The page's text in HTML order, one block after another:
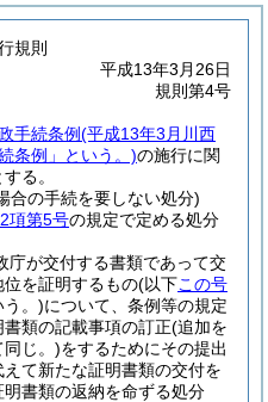
規則
平成13年3月26日
規則第4号
手続条例(平成13年3月川西
条例」という。)の施行に関
る。
合の手続を要しない処分)
項第5号の規定で定める処分
庁が交付する書類であって交
を証明するもの(以下この号
う。)について、条例等の規定
類の記載事項の訂正(追加を
同じ。)をするためにその提出
て新たな証明書類の交付を
書類の返納を命ずる処分